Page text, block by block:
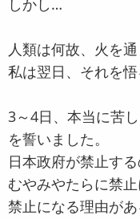
人類は何故、火を
私は翌日、それを
3～4日、本当に苦
を誓いました。
日本政府が禁止す
むやみやたらに禁止
禁止になる理由が